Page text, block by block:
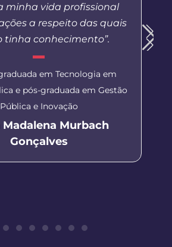
minha vida profissional
a respeito das quais
tinha conhecimento”.
em Tecnologia em
e pós-graduada em Gestão
Pública e Inovação
Madalena Murbach
Gonçalves